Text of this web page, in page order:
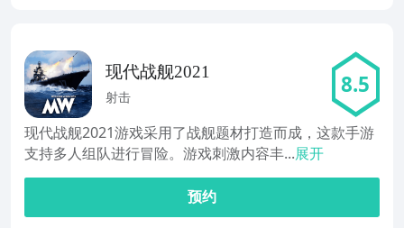
现代战舰2021
射击 8.5
现代战舰2021游戏采用了战舰题材打造而成，这款手游
支持多人组队进行冒险。游戏刺激内容丰...展开
预约